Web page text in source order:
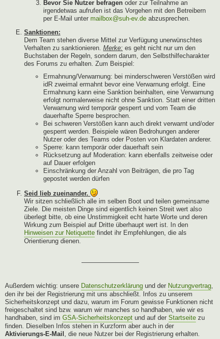
Bevor Sie Nutzer befragen oder zur Teilnahme an
irgendetwas aufrufen ist das Vorgehen mit den Betreibern
per E-Mail unter mailbox@suh-ev.de abzusprechen.
Sanktionen:
Dem Team stehen diverse Mittel zur Verfügung unerwünschtes
Verhalten zu sanktionieren. Merke: es geht nicht nur um den
Buchstaben der Regeln, sondern darum, den Selbsthilfecharakter
des Forums zu erhalten. Zum Beispiel:
Ermahnung/Verwarnung: bei minderschweren Verstößen wird
idR zweimal ermahnt bevor eine Verwarnung erfolgt. Eine
Ermahnung kann eine Sanktion beinhalten, eine Verwarnung
erfolgt normalerweise nicht ohne Sanktion. Statt einer dritten
Verwarnung wird temporär gesperrt und vom Team die
dauerhafte Sperre besprochen.
Bei schweren Verstößen kann auch direkt verwarnt und/oder
gesperrt werden. Beispiele wären Bedrohungen anderer
Nutzer oder des Teams oder Posten von Klardaten anderer.
Sperre: kann temporär oder dauerhaft sein
Rücksetzung auf Moderation: kann ebenfalls zeitweise oder
auf Dauer erfolgen
Einschränkung der Anzahl von Beiträgen, die pro Tag
gepostet werden dürfen
Seid lieb zueinander.
Wir sitzen schließlich alle im selben Boot und teilen gemeinsame
Ziele. Die meisten Dinge sind eigentlich keinen Streit wert also
überlegt bitte, ob eine Unstimmigkeit echt harte Worte und deren
Wirkung zum Beispiel auf Dritte überhaupt wert ist. In den
Hinweisen zur Netiquette findet ihr Empfehlungen, die als
Orientierung dienen.
—————————
Außerdem wichtig: unsere Datenschutzerklärung und der Nutzungvertrag,
den ihr bei der Registrierung mit uns abschließt. Infos zu unserem
Sicherheitskonzept und dazu, warum im Forum gewisse Funktionen nicht
freigeschaltet sind bzw. warum wir manches so handhaben, wie wir es
handhaben, sind im GSA-Sicherheitskonzept und auf der Startseite zu
finden. Dieselben Infos stehen in Kurzform aber auch in der
Aktivierungs-E-Mail , die neue Nutzer bei der Registrierung erhalten.